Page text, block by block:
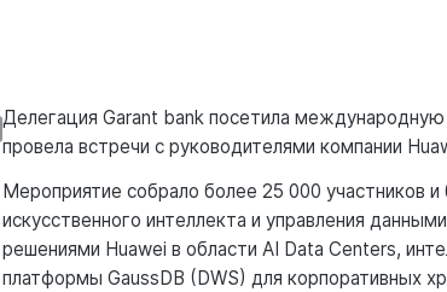
Делегация Garant bank посетила
провела встречи с руководителями компании
Мероприятие собрало более 25 000 участников
искусственного интеллекта и управления
решениями Huawei в области AI Data Centers,
платформы GaussDB (DWS) для корпоративных